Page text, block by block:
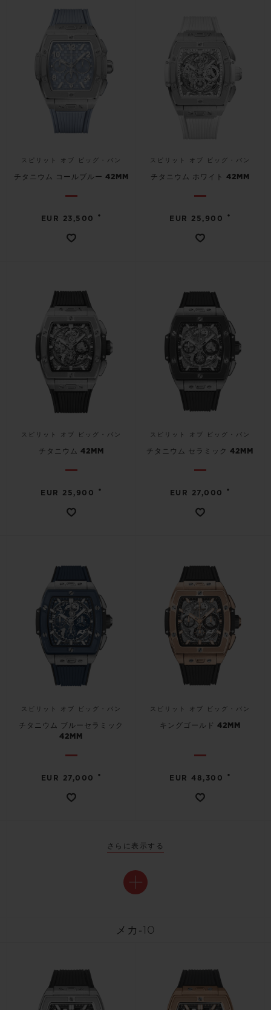
スピリット オブ ビッグ・バン
チタニウム コールブルー 42MM
EUR 23,500 •
スピリット オブ ビッグ・バン
チタニウム ホワイト 42MM
EUR 25,900 •
スピリット オブ ビッグ・バン
チタニウム 42MM
EUR 25,900 •
スピリット オブ ビッグ・バン
チタニウム セラミック 42MM
EUR 27,000 •
スピリット オブ ビッグ・バン
チタニウム ブルーセラミック
42MM
EUR 27,000 •
スピリット オブ ビッグ・バン
キングゴールド 42MM
EUR 48,300 •
さらに表示する
メカ‐10